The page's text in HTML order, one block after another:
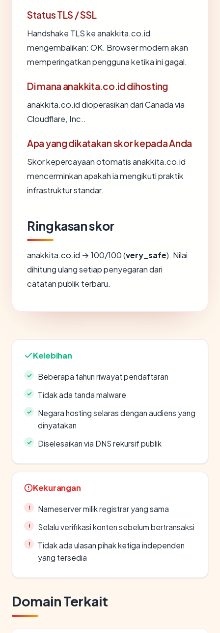
Status TLS / SSL
Handshake TLS ke anakkita.co.id
mengembalikan: OK. Browser modern akan
memperingatkan pengguna ketika ini gagal.
Di mana anakkita.co.id dihosting
anakkita.co.id dioperasikan dari Canada via
Cloudflare, Inc..
Apa yang dikatakan skor kepada Anda
Skor kepercayaan otomatis anakkita.co.id
mencerminkan apakah ia mengikuti praktik
infrastruktur standar.
Ringkasan skor
anakkita.co.id → 100/100 (very_safe). Nilai
dihitung ulang setiap penyegaran dari
catatan publik terbaru.
Kelebihan
Beberapa tahun riwayat pendaftaran
Tidak ada tanda malware
Negara hosting selaras dengan audiens yang
dinyatakan
Diselesaikan via DNS rekursif publik
Kekurangan
Nameserver milik registrar yang sama
Selalu verifikasi konten sebelum bertransaksi
Tidak ada ulasan pihak ketiga independen
yang tersedia
Domain Terkait